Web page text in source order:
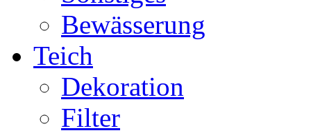
Bewässerung
Teich
Dekoration
Filter